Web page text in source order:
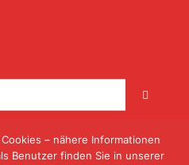
– nähere Informationen
Benutzer finden Sie in unserer